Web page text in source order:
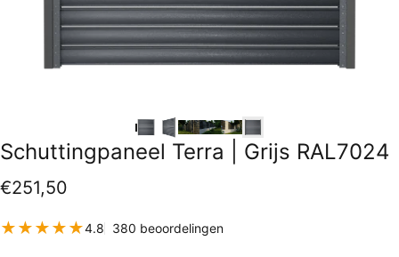
Schuttingpaneel Terra Grijs RAL7024
€251,50
4.8 380 beoordelingen380 totaal aantal